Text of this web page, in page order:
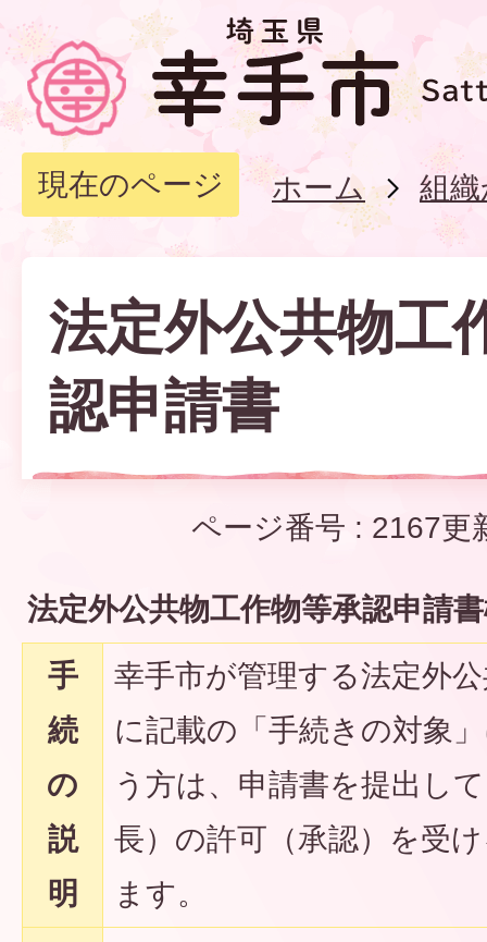
現在のページ ホーム 組
法定外公共物工
認申請書
ページ番号 : 2167更
法定外公共物工作物等承認申請
手
続
の
説
明
幸手市が管理する法定外
に記載の「手続きの対象
う方は、申請書を提出し
長）の許可（承認）を受
ます。